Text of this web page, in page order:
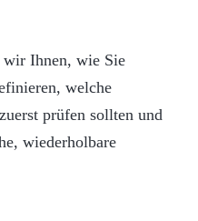
wir Ihnen, wie Sie
welche
prüfen sollten und
wiederholbare